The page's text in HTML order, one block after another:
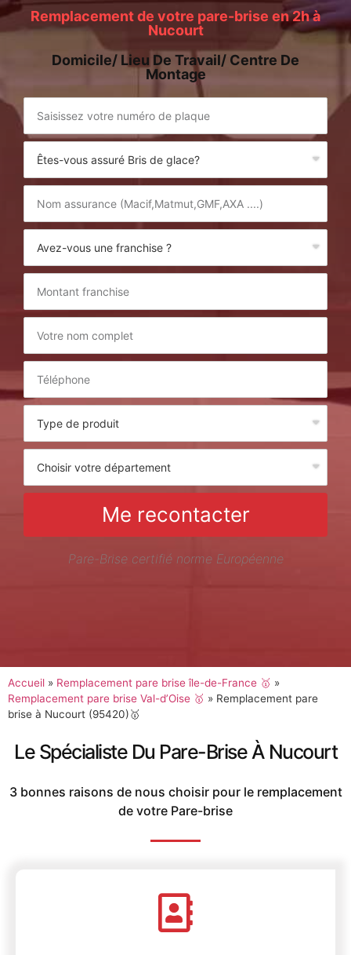
Remplacement de votre pare-brise en 2h à
Nucourt
Domicile/ Lieu De Travail/ Centre De
Montage
Me recontacter
Pare-Brise certifié norme Européenne
Accueil » Remplacement pare brise île-de-France 🥇 »
Remplacement pare brise Val-d’Oise 🥇 » Remplacement pare
brise à Nucourt (95420)🥇
Le Spécialiste Du Pare-Brise À Nucourt
3 bonnes raisons de nous choisir pour le remplacement
de votre Pare-brise